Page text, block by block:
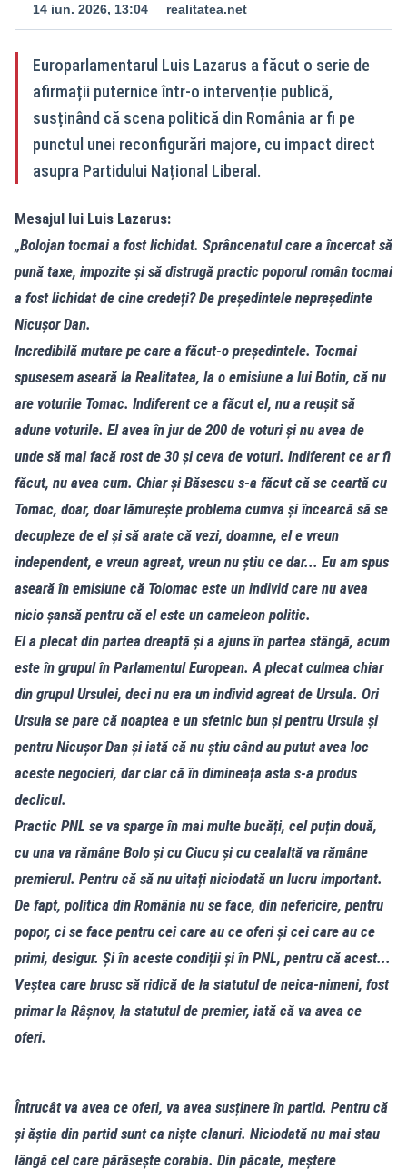
14 iun. 2026, 13:04 realitatea.net
Europarlamentarul Luis Lazarus a făcut o serie de
afirmații puternice într-o intervenție publică,
susținând că scena politică din România ar fi pe
punctul unei reconfigurări majore, cu impact direct
asupra Partidului Național Liberal.
Mesajul lui Luis Lazarus:
„Bolojan tocmai a fost lichidat. Sprâncenatul care a încercat să
pună taxe, impozite și să distrugă practic poporul român tocmai
a fost lichidat de cine credeți? De președintele nepreședinte
Nicușor Dan.
Incredibilă mutare pe care a făcut-o președintele. Tocmai
spusesem aseară la Realitatea, la o emisiune a lui Botin, că nu
are voturile Tomac. Indiferent ce a făcut el, nu a reușit să
adune voturile. El avea în jur de 200 de voturi și nu avea de
unde să mai facă rost de 30 și ceva de voturi. Indiferent ce ar fi
făcut, nu avea cum. Chiar și Băsescu s-a făcut că se ceartă cu
Tomac, doar, doar lămurește problema cumva și încearcă să se
decupleze de el și să arate că vezi, doamne, el e vreun
independent, e vreun agreat, vreun nu știu ce dar... Eu am spus
aseară în emisiune că Tolomac este un individ care nu avea
nicio șansă pentru că el este un cameleon politic.
El a plecat din partea dreaptă și a ajuns în partea stângă, acum
este în grupul în Parlamentul European. A plecat culmea chiar
din grupul Ursulei, deci nu era un individ agreat de Ursula. Ori
Ursula se pare că noaptea e un sfetnic bun și pentru Ursula și
pentru Nicușor Dan și iată că nu știu când au putut avea loc
aceste negocieri, dar clar că în dimineața asta s-a produs
declicul.
Practic PNL se va sparge în mai multe bucăți, cel puțin două,
cu una va rămâne Bolo și cu Ciucu și cu cealaltă va rămâne
premierul. Pentru că să nu uitați niciodată un lucru important.
De fapt, politica din România nu se face, din nefericire, pentru
popor, ci se face pentru cei care au ce oferi și cei care au ce
primi, desigur. Și în aceste condiții și în PNL, pentru că acest...
Veștea care brusc să ridică de la statutul de neica-nimeni, fost
primar la Râșnov, la statutul de premier, iată că va avea ce
oferi.
Întrucât va avea ce oferi, va avea susținere în partid. Pentru că
și ăștia din partid sunt ca niște clanuri. Niciodată nu mai stau
lângă cel care părăsește corabia. Din păcate, meștere